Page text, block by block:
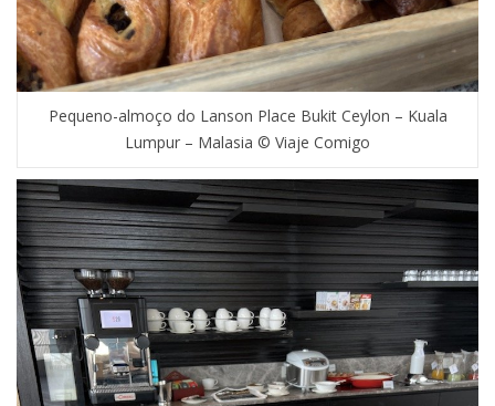
Pequeno-almoço do Lanson Place Bukit Ceylon – Kuala
Lumpur – Malasia © Viaje Comigo